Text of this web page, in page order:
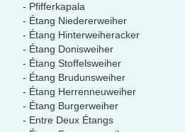
- Pfifferkapala
- Étang Niedererweiher
- Étang Hinterweiheracker
- Étang Donisweiher
- Étang Stoffelsweiher
- Étang Brudunsweiher
- Étang Herrenneuweiher
- Étang Burgerweiher
- Entre Deux Étangs